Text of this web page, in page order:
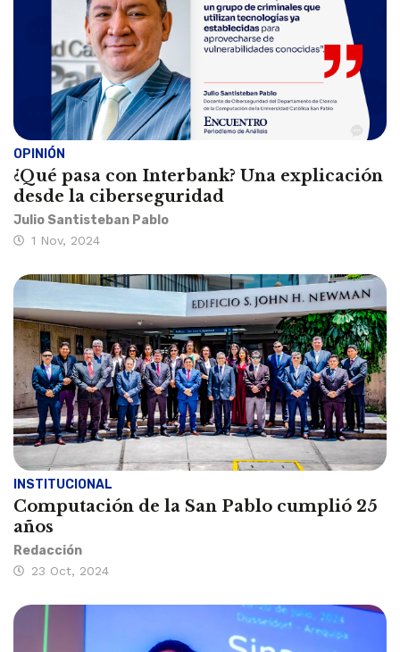
OPINIÓN
¿Qué pasa con Interbank? Una explicación
desde la ciberseguridad
Julio Santisteban Pablo
1 Nov, 2024
INSTITUCIONAL
Computación de la San Pablo cumplió 25
años
Redacción
23 Oct, 2024